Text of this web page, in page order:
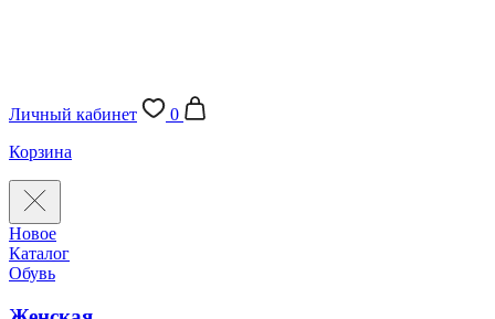
Личный кабинет
0
Корзина
Новое
Каталог
Обувь